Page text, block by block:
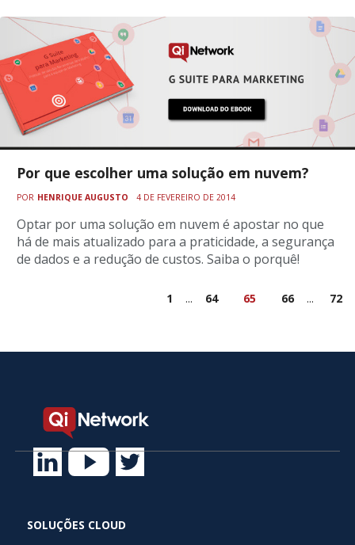
Por que escolher uma solução em nuvem?
POR HENRIQUE AUGUSTO 4 DE FEVEREIRO DE 2014
Optar por uma solução em nuvem é apostar no que
há de mais atualizado para a praticidade, a segurança
de dados e a redução de custos. Saiba o porquê!
1 ... 64 65 66 ... 72
SOLUÇÕES CLOUD